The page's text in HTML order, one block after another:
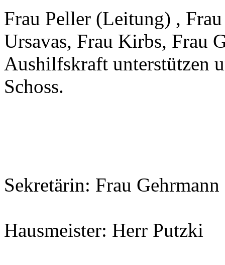
Frau Peller (Leitung) ,
Ursavas, Frau Kirbs, Frau
Aushilfskraft unterstützen
Schoss.
Sekretärin: Frau Gehrmann
Hausmeister: Herr Putzki